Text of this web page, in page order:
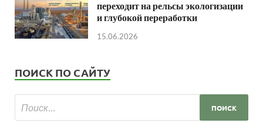
переходит на рельсы экологизации
и глубокой переработки
15.06.2026
ПОИСК ПО САЙТУ